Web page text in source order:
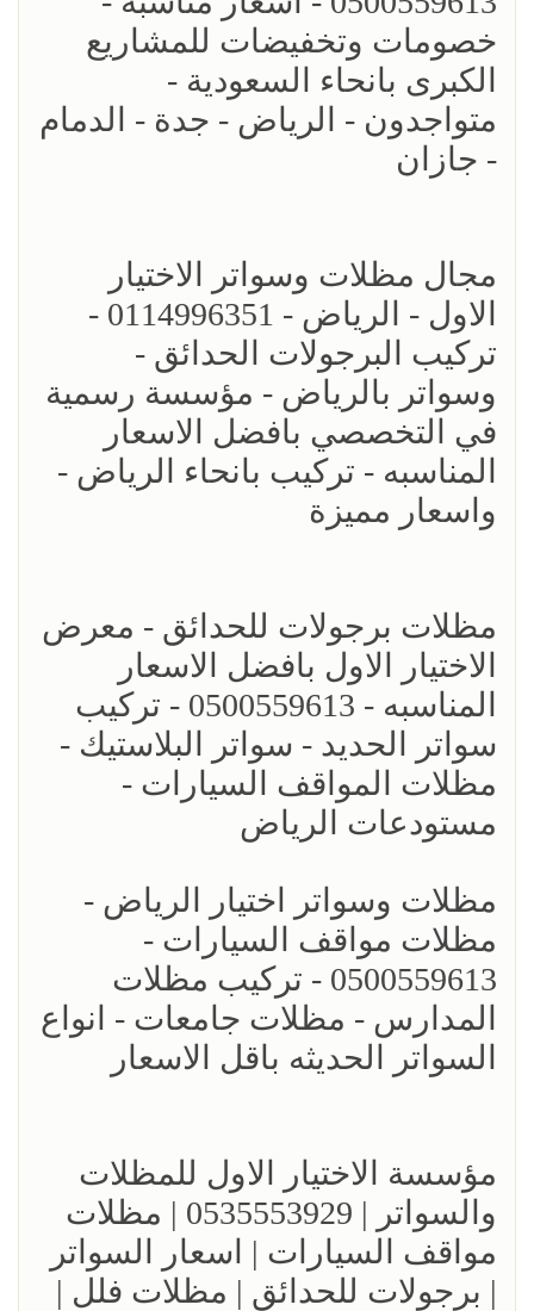
خصومات وتخفيضات للمشاريع
الكبرى بانحاء السعودية -
متواجدون - الرياض - جدة - الدمام
- جازان
مجال مظلات وسواتر الاختيار
الاول - الرياض - 0114996351 -
تركيب البرجولات الحدائق -
وسواتر بالرياض - مؤسسة رسمية
في التخصصي بافضل الاسعار
المناسبه - تركيب بانحاء الرياض -
واسعار مميزة
مظلات برجولات للحدائق - معرض
الاختيار الاول بافضل الاسعار
المناسبه - 0500559613 - تركيب
سواتر الحديد - سواتر البلاستيك -
مظلات المواقف السيارات -
مستودعات الرياض
مظلات وسواتر اختيار الرياض -
مظلات مواقف السيارات -
0500559613 - تركيب مظلات
المدارس - مظلات جامعات - انواع
السواتر الحديثه باقل الاسعار
مؤسسة الاختيار الاول للمظلات
والسواتر | 0535553929 | مظلات
مواقف السيارات | اسعار السواتر
| برجولات للحدائق | مظلات فلل |